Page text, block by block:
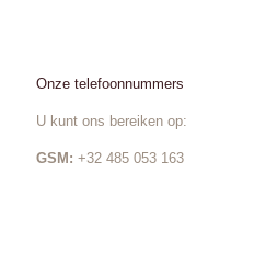
Onze telefoonnummers
U kunt ons bereiken op:
GSM: +32 485 053 163